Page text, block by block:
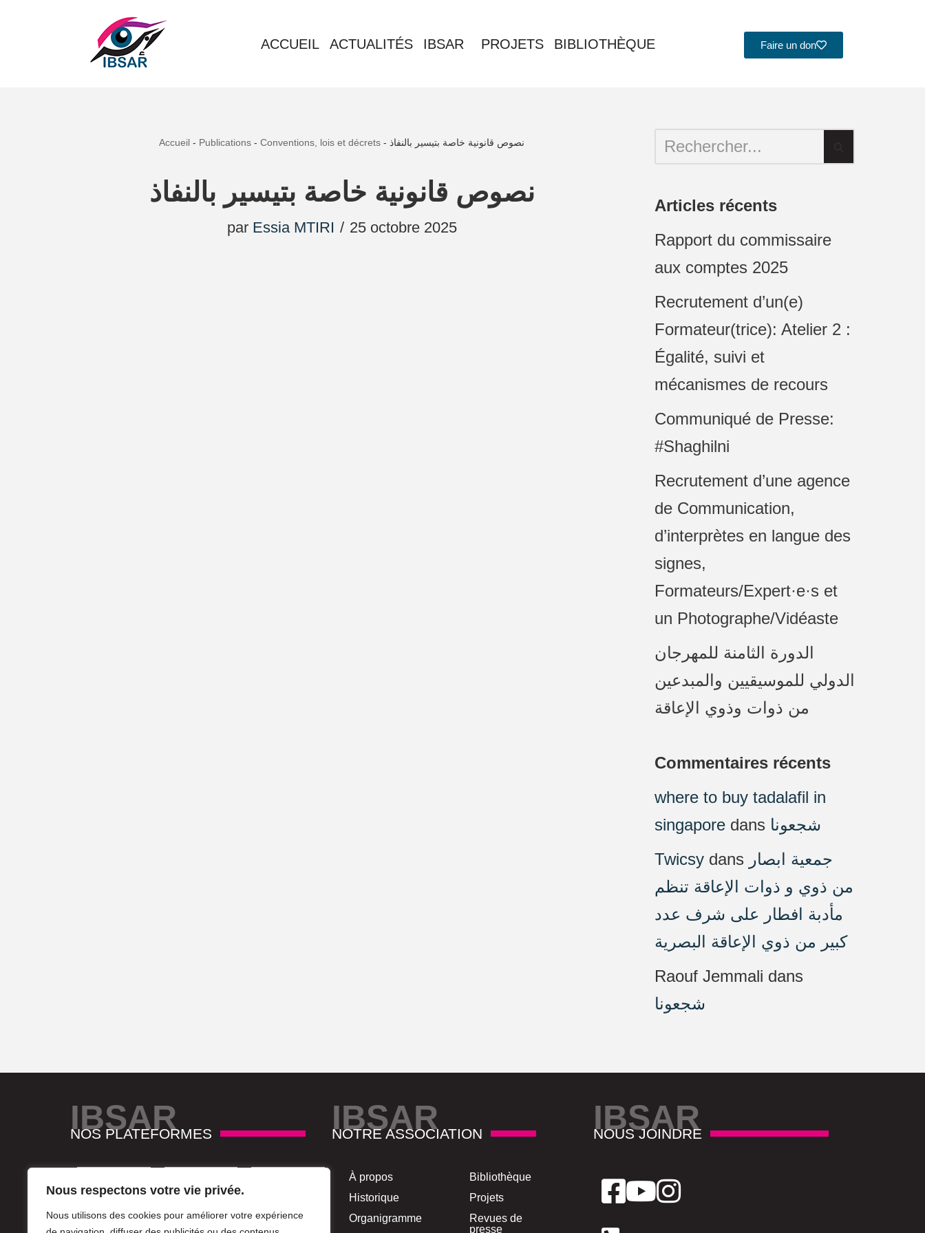
Nous respectons votre vie privée.
Nous utilisons des cookies pour améliorer votre expérience
ACCUEIL ACTUALITÉS IBSAR PROJETS BIBLIOTHÈQUE Faire un don
Accueil - Publications - Conventions, lois et décrets - نصوص قانونية خاصة بتيسير بالنفاذ
نصوص قانونية خاصة بتيسير بالنفاذ
par Essia MTIRI 25 octobre 2025
Articles récents
Rapport du commissaire
aux comptes 2025
Recrutement d’un(e)
Formateur(trice): Atelier 2 :
Égalité, suivi et
mécanismes de recours
Communiqué de Presse:
#Shaghilni
Recrutement d’une agence
de Communication,
d’interprètes en langue des
signes,
Formateurs/Expert·e·s et
un Photographe/Vidéaste
الدورة الثامنة للمهرجان
الدولي للموسيقيين والمبدعين
من ذوات وذوي الإعاقة
Commentaires récents
where to buy tadalafil in
singapore dans شجعونا
Twicsy dans جمعية ابصار
من ذوي و ذوات الإعاقة تنظم
مأدبة افطار على شرف عدد
كبير من ذوي الإعاقة البصرية
Raouf Jemmali dans
شجعونا
IBSAR
NOS PLATEFORMES IBSAR
NOTRE ASSOCIATION
À propos
Historique
Organigramme
Bibliothèque
Projets
Revues de
presse
IBSAR
NOUS JOINDRE